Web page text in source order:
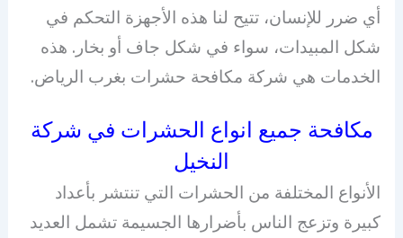
أي ضرر للإنسان، تتيح لنا هذه الأجهزة التحكم في
شكل المبيدات، سواء في شكل جاف أو بخار. هذه
الخدمات هي شركة مكافحة حشرات بغرب الرياض.
مكافحة جميع انواع الحشرات في شركة
النخيل
الأنواع المختلفة من الحشرات التي تنتشر بأعداد
كبيرة وتزعج الناس بأضرارها الجسيمة تشمل العديد